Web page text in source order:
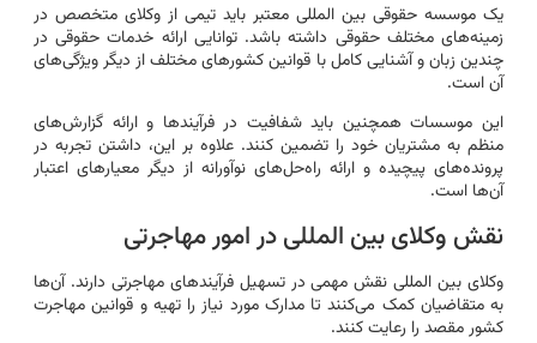
یک موسسه حقوقی بین المللی معتبر باید تیمی از وکلای متخصص در
زمینه‌های مختلف حقوقی داشته باشد. توانایی ارائه خدمات حقوقی در
چندین زبان و آشنایی کامل با قوانین کشورهای مختلف از دیگر ویژگی‌های
آن است.
این موسسات همچنین باید شفافیت در فرآیندها و ارائه گزارش‌های
منظم به مشتریان خود را تضمین کنند. علاوه بر این، داشتن تجربه در
پرونده‌های پیچیده و ارائه راه‌حل‌های نوآورانه از دیگر معیارهای اعتبار
آن‌ها است.
نقش وکلای بین المللی در امور مهاجرتی
وکلای بین المللی نقش مهمی در تسهیل فرآیندهای مهاجرتی دارند. آن‌ها
به متقاضیان کمک می‌کنند تا مدارک مورد نیاز را تهیه و قوانین مهاجرت
کشور مقصد را رعایت کنند.